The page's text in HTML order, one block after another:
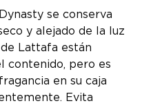
se conserva
y alejado de la luz
Lattafa están
contenido, pero es
en su caja
Evita